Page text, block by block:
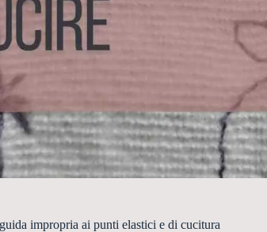
impropria ai punti elastici e di cucitura